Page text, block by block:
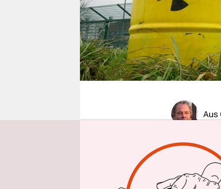
unterstützen
abo
genossenschaft
epaper login
Aus
in
Das